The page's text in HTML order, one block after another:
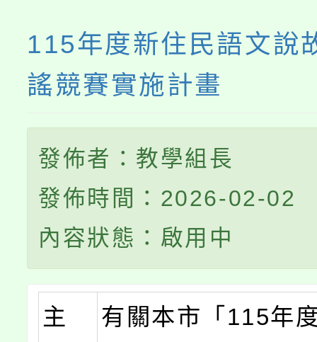
115年度新住民語文說
謠競賽實施計畫
發佈者：教學組長
發佈時間：2026-02-02
內容狀態：啟用中
主
有關本市「115年